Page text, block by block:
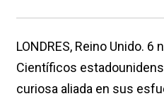
LONDRES, Reino Unido.
Científicos
curiosa aliada en sus